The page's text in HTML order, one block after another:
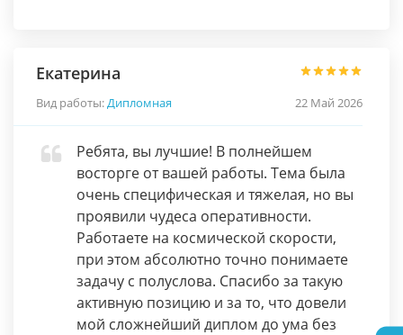
Екатерина
Вид работы:Дипломная 22 Май 2026
Ребята, вы лучшие! В полнейшем
восторге от вашей работы. Тема была
очень специфическая и тяжелая, но вы
проявили чудеса оперативности.
Работаете на космической скорости,
при этом абсолютно точно понимаете
задачу с полуслова. Спасибо за такую
активную позицию и за то, что довели
мой сложнейший диплом до ума без